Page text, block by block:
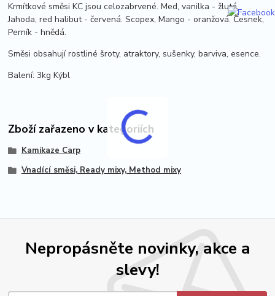
Krmítkové směsi KC jsou celozabrvené. Med, vanilka - žlutá.
Jahoda, red halibut - červená. Scopex, Mango - oranžová. Česnek,
Perník - hnědá.
Směsi obsahují rostliné šroty, atraktory, sušenky, barviva, esence.
Balení: 3kg Kýbl
Zboží zařazeno v kategoriích
Kamikaze Carp
Vnadící směsi, Ready mixy, Method mixy
Nepropásněte novinky, akce a
slevy!